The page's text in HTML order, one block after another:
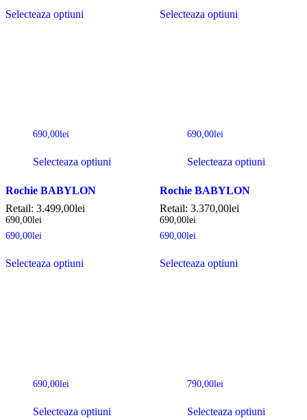
Selecteaza optiuni Selecteaza optiuni
690,00lei
Selecteaza optiuni
Rochie BABYLON
Retail: 3.499,00lei
690,00lei
690,00lei
Selecteaza optiuni
690,00lei
Selecteaza optiuni
Rochie BABYLON
Retail: 3.370,00lei
690,00lei
690,00lei
Selecteaza optiuni
690,00lei
Selecteaza optiuni
790,00lei
Selecteaza optiuni